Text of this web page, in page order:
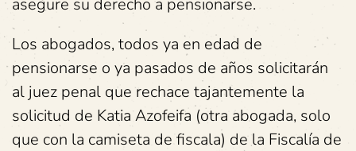
Los abogados, todos ya en edad de
pensionarse o ya pasados de años solicitarán
al juez penal que rechace tajantemente la
solicitud de Katia Azofeifa (otra abogada, solo
que con la camiseta de fiscala) de la Fiscalía de